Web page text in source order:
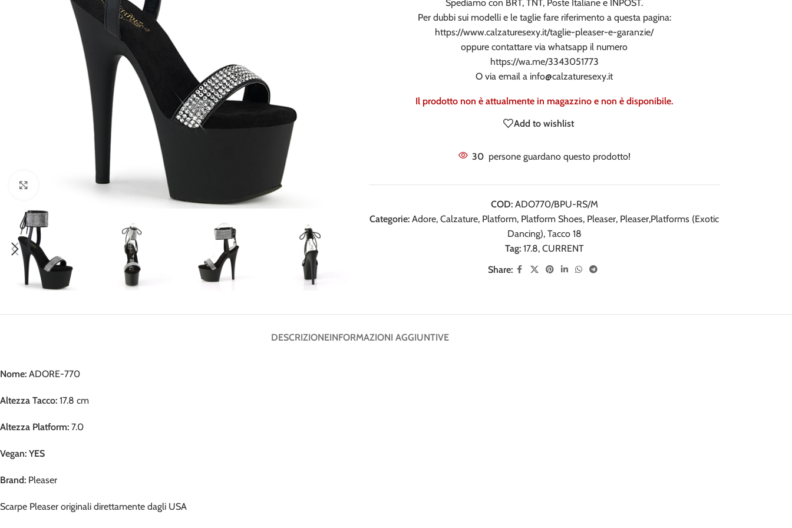
Spediamo con BRT, TNT, Poste Italiane e INPOST.
Per dubbi sui modelli e le taglie fare riferimento a questa pagina:
https://www.calzaturesexy.it/taglie-pleaser-e-garanzie/
oppure contattare via whatsapp il numero
https://wa.me/3343051773
O via email a info@calzaturesexy.it
Il prodotto non è attualmente in magazzino e non è disponibile.
Add to wishlist
30 persone guardano questo prodotto!
COD: ADO770/BPU-RS/M
Categorie: Adore, Calzature, Platform, Platform Shoes, Pleaser, Pleaser,Platforms (Exotic
Dancing), Tacco 18
Tag: 17.8, CURRENT
Share:
DESCRIZIONEINFORMAZIONI AGGIUNTIVE
Nome: ADORE-770
Altezza Tacco: 17.8 cm
Altezza Platform: 7.0
Vegan: YES
Brand: Pleaser
Scarpe Pleaser originali direttamente dagli USA